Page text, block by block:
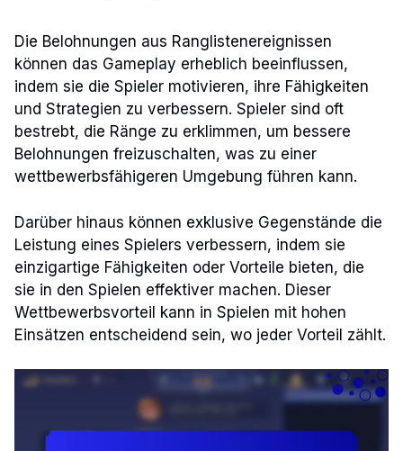
Die Belohnungen aus Ranglistenereignissen
können das Gameplay erheblich beeinflussen,
indem sie die Spieler motivieren, ihre Fähigkeiten
und Strategien zu verbessern. Spieler sind oft
bestrebt, die Ränge zu erklimmen, um bessere
Belohnungen freizuschalten, was zu einer
wettbewerbsfähigeren Umgebung führen kann.
Darüber hinaus können exklusive Gegenstände die
Leistung eines Spielers verbessern, indem sie
einzigartige Fähigkeiten oder Vorteile bieten, die
sie in den Spielen effektiver machen. Dieser
Wettbewerbsvorteil kann in Spielen mit hohen
Einsätzen entscheidend sein, wo jeder Vorteil zählt.